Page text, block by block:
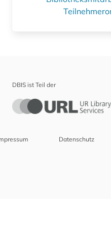
DBIS ist Teil der
Datenschutz